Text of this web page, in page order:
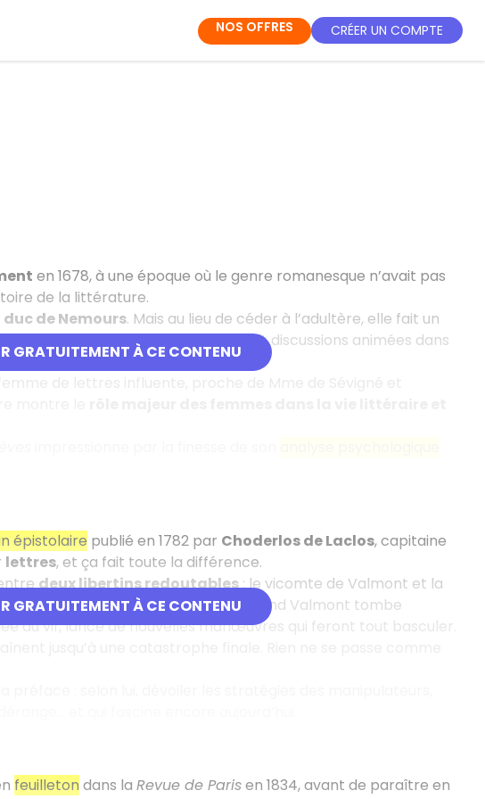
NOS OFFRES CRÉER UN COMPTE
GRATUITEMENT À CE CONTENU
en 1678, à une époque où le genre romanesque n’avait pas
de la littérature.
duc de Nemours. Mais au lieu de céder à l’adultère, elle fait un
aveu choc, qui déclenche débats et discussions animées dans
GRATUITEMENT À CE CONTENU
épistolaire publié en 1782 par Choderlos de Laclos, capitaine
lettres, et ça fait toute la différence.
deux libertins redoutables: le vicomte de Valmont et la
les conquêtes amoureuses. Mais quand Valmont tombe
au vif, lance de nouvelles manœuvres qui feront tout basculer.
feuilleton dans la Revue de Parisen 1834, avant de paraître en